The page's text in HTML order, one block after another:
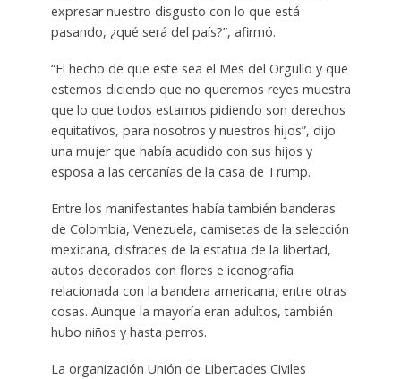
expresar nuestro disgusto con lo que está
pasando, ¿qué será del país?”, afirmó.
“El hecho de que este sea el Mes del Orgullo y que
estemos diciendo que no queremos reyes muestra
que lo que todos estamos pidiendo son derechos
equitativos, para nosotros y nuestros hijos”, dijo
una mujer que había acudido con sus hijos y
esposa a las cercanías de la casa de Trump.
Entre los manifestantes había también banderas
de Colombia, Venezuela, camisetas de la selección
mexicana, disfraces de la estatua de la libertad,
autos decorados con flores e iconografía
relacionada con la bandera americana, entre otras
cosas. Aunque la mayoría eran adultos, también
hubo niños y hasta perros.
La organización Unión de Libertades Civiles